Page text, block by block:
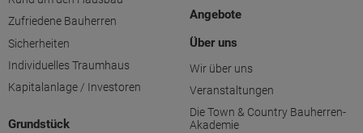
Zufriedene Bauherren
Sicherheiten
Individuelles Traumhaus
Kapitalanlage / Investoren
Grundstück
Angebote
Über uns
Wir über uns
Veranstaltungen
Die Town & Country Bauherren-
Akademie